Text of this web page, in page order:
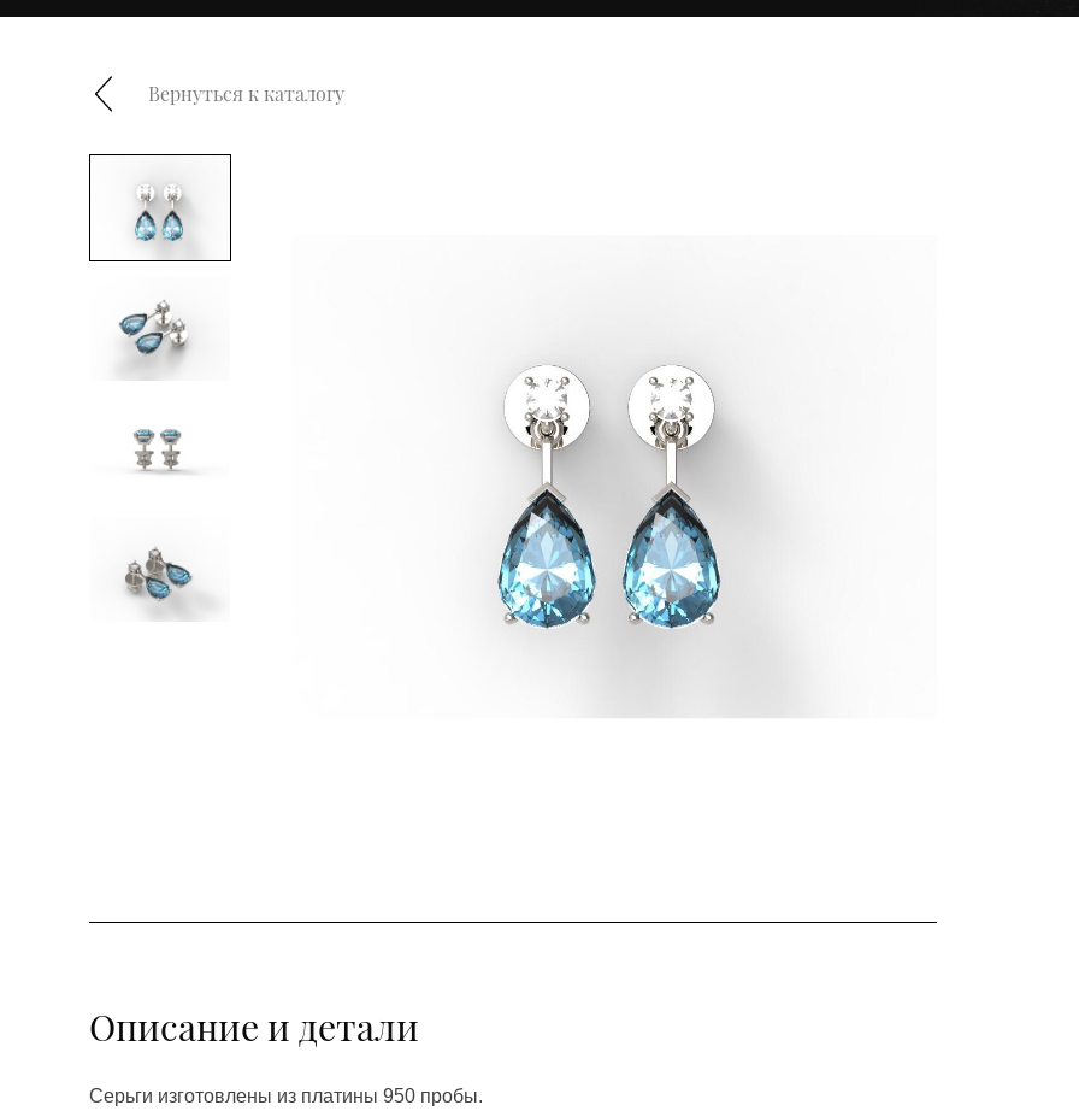
Вернуться к каталогу
Описание и детали
Серьги изготовлены из платины 950 пробы.